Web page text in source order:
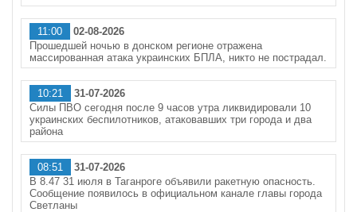
11:00
02-08-2026
Прошедшей ночью в донском регионе отражена
массированная атака украинских БПЛА, никто не пострадал.
10:21
31-07-2026
Силы ПВО сегодня после 9 часов утра ликвидировали 10
украинских беспилотников, атаковавших три города и два
района
08:51
31-07-2026
В 8.47 31 июля в Таганроге объявили ракетную опасность.
Сообщение появилось в официальном канале главы города
Светланы